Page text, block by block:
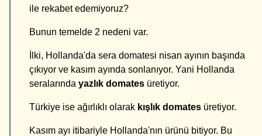
ile rekabet edemiyoruz?
Bunun temelde 2 nedeni var.
İlki, Hollanda'da sera domatesi nisan ayının başında
çıkıyor ve kasım ayında sonlanıyor. Yani Hollanda
seralarında yazlık domates üretiyor.
Türkiye ise ağırlıklı olarak kışlık domates üretiyor.
Kasım ayı itibariyle Hollanda'nın ürünü bitiyor. Bu